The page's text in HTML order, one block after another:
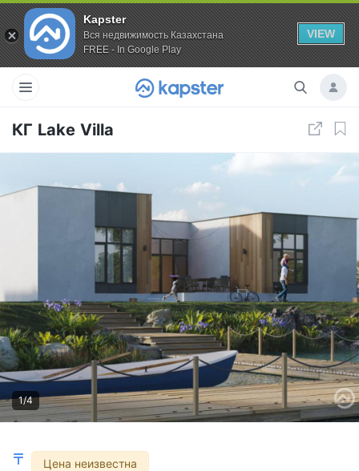
Kapster
Вся недвижимость Казахстана
FREE - In Google Play
VIEW
КГ Lake Villa
1/4
Цена неизвестна